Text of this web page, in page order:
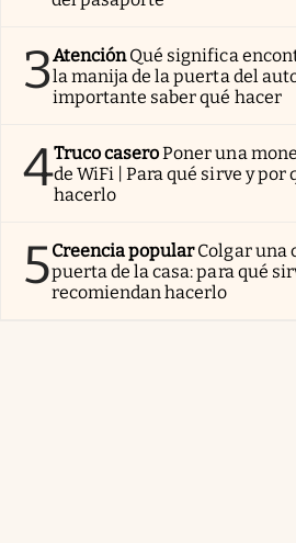
3AtenciónQué significa
la manija de la puerta del
importante saber qué hacer
4Truco caseroPoner una
de WiFi | Para qué sirve y
hacerlo
5Creencia popularColgar una
puerta de la casa: para qué
recomiendan hacerlo